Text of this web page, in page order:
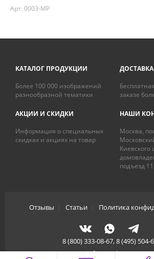
Арт: 0003-MP
КАТАЛОГ ПРОДУКЦИИ
Более 100 000 изображений
разнообразной тематики
заказе
АКЦИИ И СКИДКИ
Информация о специальных
скидках и акциях на товар
НАШИ
Москва,
Киевского
подъезд
Отзывы Статьи| Политика
8 (800) 333-08-67, 8 (495) 504-
info@artdecory.ru